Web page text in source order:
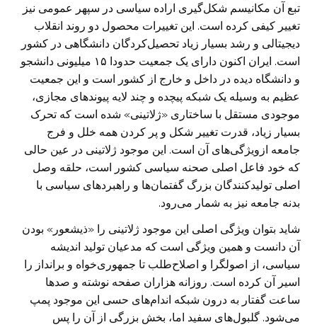
تبع آن مکانیسم شکل‌گیری اراده سیاسی در سپهر عمومی نیز
تغییر کیفی کرده است. این تغییرات محصول دو روند انقلاب
دیجیتالی و رشد بسیار زیاد تحصیل‌کردگان دانشگاهی در کشور
است. ایران اکنون دارای یک جمعیت حدودا ۱۵ میلیونی دانشجو
و دانشگاه دیده در داخل و خارج از کشور است و این جمعیت
عظیم به وسیله یک شبکه پیچده و چند لایه پیوند‌های مجازی،
موجودی مستقل با ساختاری «ژلاتینی» شده است که تحرک
بسیار زیاد، قدرت تغییر شکل و پر کردن همه خلل و فرج
جامعه ازویژگی‌های آن است. این موجود ژلاتینی در عین حالی
که خود فاعل اصلی صحنه سیاسی کشور است، حلقه وصل
اصلی تولیدکنندگان بزرگ گفتمان‌ها و راهبرد‌های سیاسی با
بدنه جامعه نیز به شمار می‌رود.
شاید بتوان ویژگی اصلی این موجود ژلاتینی را «ذیشعور» بودن
آن دانست و همین ویژگی است که مدعیان تولید اندیشه
سیاسی، از اصولگرا و اصلاح‌طلب تا جمهوری‌خواه و برانداز را
اسیر آن کرده است. روزانه هزاران صفحه نوشته و صد‌ها
ساعت گفتار به درون شبکه اندام‌های حسی این موجود پمپ
می‌شود. گلبول‌های سفید اما، بخش بزرگی از آن را پس